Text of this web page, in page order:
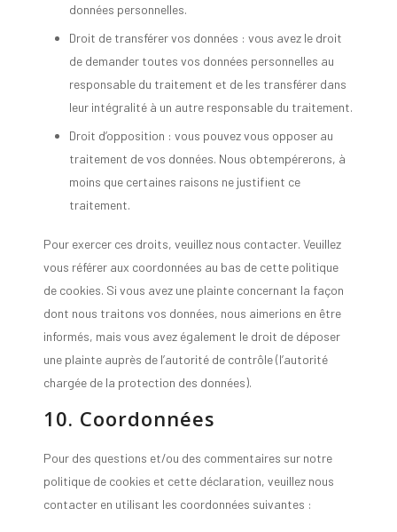
données personnelles.
Droit de transférer vos données : vous avez le droit
de demander toutes vos données personnelles au
responsable du traitement et de les transférer dans
leur intégralité à un autre responsable du traitement.
Droit d’opposition : vous pouvez vous opposer au
traitement de vos données. Nous obtempérerons, à
moins que certaines raisons ne justifient ce
traitement.
Pour exercer ces droits, veuillez nous contacter. Veuillez
vous référer aux coordonnées au bas de cette politique
de cookies. Si vous avez une plainte concernant la façon
dont nous traitons vos données, nous aimerions en être
informés, mais vous avez également le droit de déposer
une plainte auprès de l’autorité de contrôle (l’autorité
chargée de la protection des données).
10. Coordonnées
Pour des questions et/ou des commentaires sur notre
politique de cookies et cette déclaration, veuillez nous
contacter en utilisant les coordonnées suivantes :